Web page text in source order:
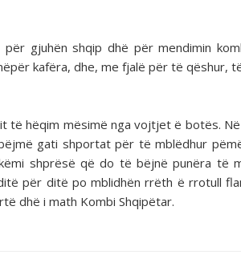
gjuhën shqip dhë për mendimin
kafëra, dhe, me fjalë për të qëshur,
të hëqim mësimë nga vojtjet ë botës.
gati shportat për të mblëdhur pëmë
shprësë që do të bëjnë punëra të
për ditë po mblidhën rrëth ë rrotull
dhë i math Kombi Shqipëtar.